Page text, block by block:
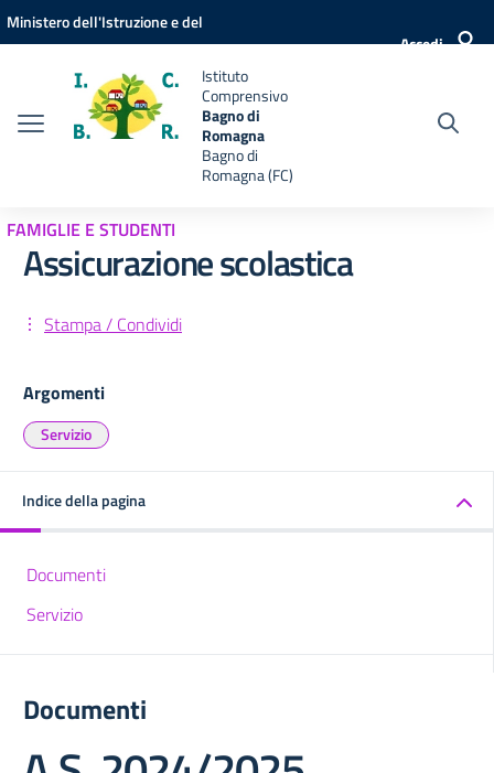
Vai ai contenuti
Vai al menu di navigazione
Vai al footer
Ministero dell'Istruzione e del
Accedi
Istituto
Comprensivo
Bagno di
Romagna
Bagno di
Romagna (FC)
FAMIGLIE E STUDENTI
Assicurazione scolastica
Stampa / Condividi
Argomenti
Servizio
Indice della pagina
Documenti
Servizio
Documenti